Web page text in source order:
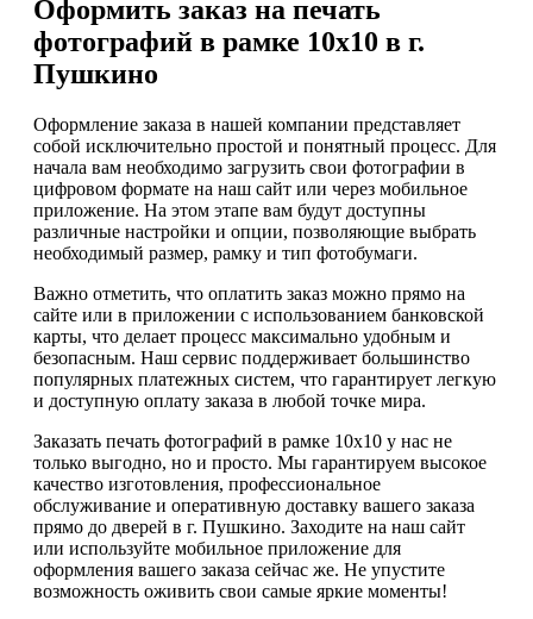
Оформить заказ на печать
фотографий в рамке 10х10 в г.
Пушкино
Оформление заказа в нашей компании представляет
собой исключительно простой и понятный процесс. Для
начала вам необходимо загрузить свои фотографии в
цифровом формате на наш сайт или через мобильное
приложение. На этом этапе вам будут доступны
различные настройки и опции, позволяющие выбрать
необходимый размер, рамку и тип фотобумаги.
Важно отметить, что оплатить заказ можно прямо на
сайте или в приложении с использованием банковской
карты, что делает процесс максимально удобным и
безопасным. Наш сервис поддерживает большинство
популярных платежных систем, что гарантирует легкую
и доступную оплату заказа в любой точке мира.
Заказать печать фотографий в рамке 10х10 у нас не
только выгодно, но и просто. Мы гарантируем высокое
качество изготовления, профессиональное
обслуживание и оперативную доставку вашего заказа
прямо до дверей в г. Пушкино. Заходите на наш сайт
или используйте мобильное приложение для
оформления вашего заказа сейчас же. Не упустите
возможность оживить свои самые яркие моменты!